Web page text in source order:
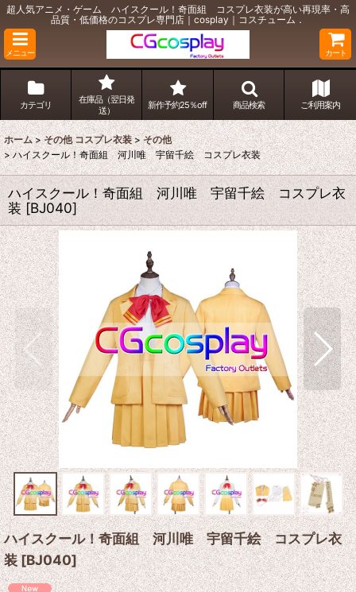
超人気アニメ・ゲーム ハイスクール！奇面組 コスプレ衣装が高い再現率・高
品質・低価格のコスプレ専門店｜cosplay｜コスチューム．
メニュー カート
カテゴリ
在庫品（翌日発
送）
新作予約25％off 商品検索 ご利用案内
ホーム > その他 コスプレ衣装 > その他
> ハイスクール！奇面組 河川唯 宇留千絵 コスプレ衣装
ハイスクール！奇面組 河川唯 宇留千絵 コスプレ衣
装 [BJ040]
ハイスクール！奇面組 河川唯 宇留千絵 コスプレ衣
装[BJ040]